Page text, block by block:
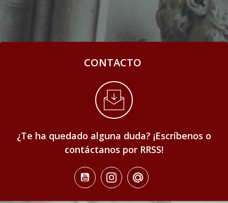
CONTACTO
¿Te ha quedado alguna duda? ¡Escríbenos o
contáctanos por RRSS!